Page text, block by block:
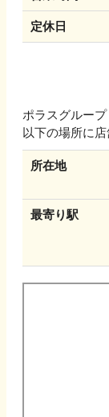
定休日
ポラスグルー
以下の場所に店
所在地
最寄り駅